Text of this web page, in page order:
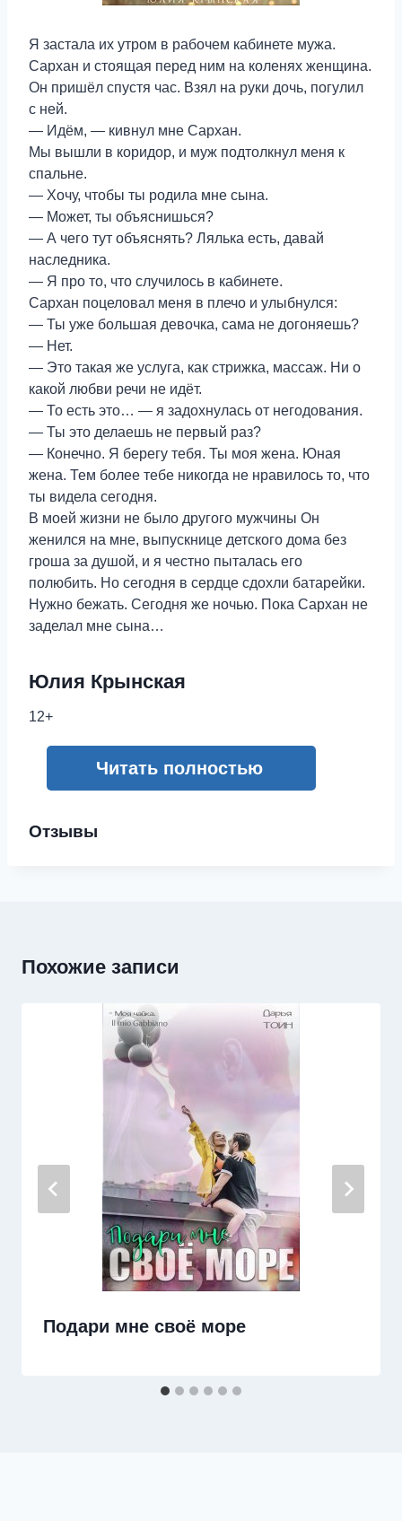
Я застала их утром в рабочем кабинете мужа.
Сархан и стоящая перед ним на коленях женщина.
Он пришёл спустя час. Взял на руки дочь, погулил
с ней.
— Идём, — кивнул мне Сархан.
Мы вышли в коридор, и муж подтолкнул меня к
спальне.
— Хочу, чтобы ты родила мне сына.
— Может, ты объяснишься?
— А чего тут объяснять? Лялька есть, давай
наследника.
— Я про то, что случилось в кабинете.
Сархан поцеловал меня в плечо и улыбнулся:
— Ты уже большая девочка, сама не догоняешь?
— Нет.
— Это такая же услуга, как стрижка, массаж. Ни о
какой любви речи не идёт.
— То есть это… — я задохнулась от негодования.
— Ты это делаешь не первый раз?
— Конечно. Я берегу тебя. Ты моя жена. Юная
жена. Тем более тебе никогда не нравилось то, что
ты видела сегодня.
В моей жизни не было другого мужчины Он
женился на мне, выпускнице детского дома без
гроша за душой, и я честно пыталась его
полюбить. Но сегодня в сердце сдохли батарейки.
Нужно бежать. Сегодня же ночью. Пока Сархан не
заделал мне сына…
Юлия Крынская
12+
Читать полностью
Отзывы
Похожие записи
Подари мне своё море